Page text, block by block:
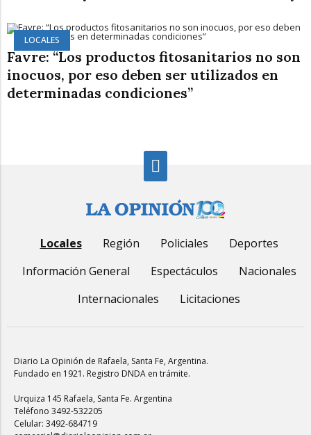
LOCALES
Favre: “Los productos fitosanitarios no son
inocuos, por eso deben ser utilizados en
determinadas condiciones”
Locales Región Policiales
Deportes
Información General
Espectáculos
Nacionales
Internacionales
Licitaciones
Diario La Opinión de Rafaela, Santa Fe, Argentina.
Fundado en 1921. Registro DNDA en trámite.
Urquiza 145 Rafaela, Santa Fe. Argentina
Teléfono 3492-532205
Celular: 3492-684719